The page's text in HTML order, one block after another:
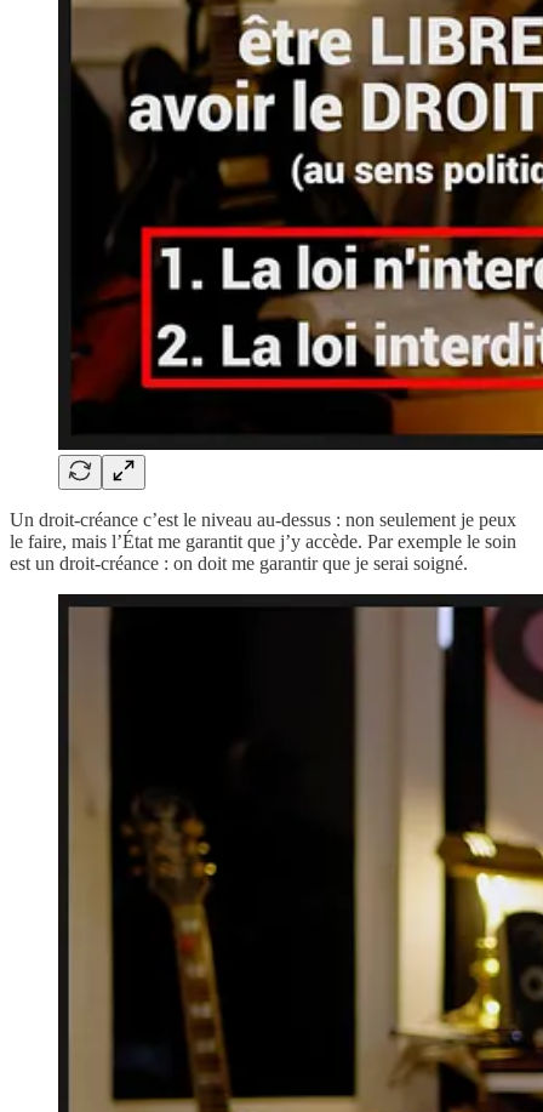
Un droit-créance c’est le niveau au-dessus : non seulement je peux
le faire, mais l’État me garantit que j’y accède. Par exemple le soin
est un droit-créance : on doit me garantir que je serai soigné.